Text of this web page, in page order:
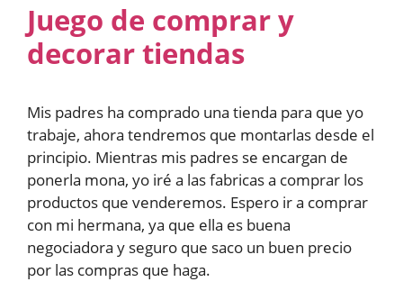
Juego de comprar y
decorar tiendas
Mis padres ha comprado una tienda para que yo
trabaje, ahora tendremos que montarlas desde el
principio. Mientras mis padres se encargan de
ponerla mona, yo iré a las fabricas a comprar los
productos que venderemos. Espero ir a comprar
con mi hermana, ya que ella es buena
negociadora y seguro que saco un buen precio
por las compras que haga.